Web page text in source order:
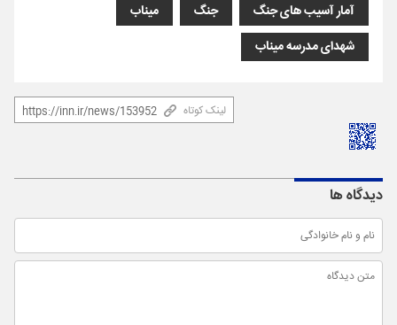
آمار آسیب های جنگ
جنگ
میناب
شهدای مدرسه میناب
لینک کوتاه
دیدگاه ها